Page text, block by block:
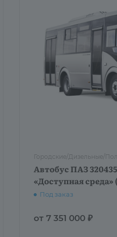
Городские/Дизельные/
Автобус ПАЗ
«Доступная среда»
Под заказ
от 7 351 000 ₽